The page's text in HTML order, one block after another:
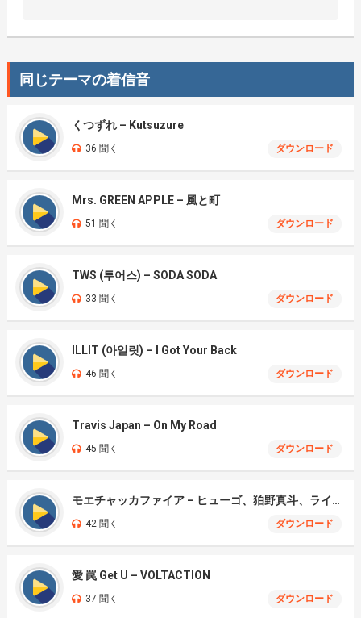
同じテーマの着信音
くつずれ – Kutsuzure
36 聞く ダウンロード
Mrs. GREEN APPLE – 風と町
51 聞く ダウンロード
TWS (투어스) – SODA SODA
33 聞く ダウンロード
ILLIT (아일릿) – I Got Your Back
46 聞く ダウンロード
Travis Japan – On My Road
45 聞く ダウンロード
モエチャッカファイア – ヒューゴ、狛野真斗、ライト、セヴェリアン (Cover )
42 聞く ダウンロード
愛 罠 Get U – VOLTACTION
37 聞く ダウンロード